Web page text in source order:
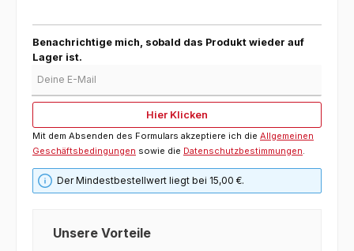
Benachrichtige mich, sobald das Produkt wieder auf
Lager ist.
Hier Klicken
Mit dem Absenden des Formulars akzeptiere ich die Allgemeinen
Geschäftsbedingungen sowie die Datenschutzbestimmungen.
Der Mindestbestellwert liegt bei 15,00 €.
Unsere Vorteile